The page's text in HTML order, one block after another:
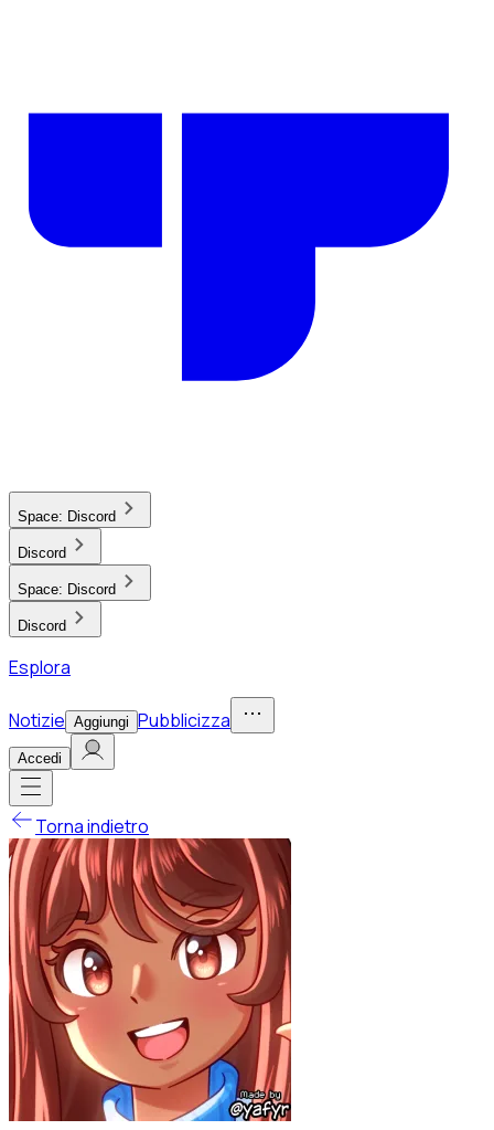
Space: Discord
Discord
Space: Discord
Discord
Esplora
Notizie Aggiungi Pubblicizza
Accedi
Torna indietro